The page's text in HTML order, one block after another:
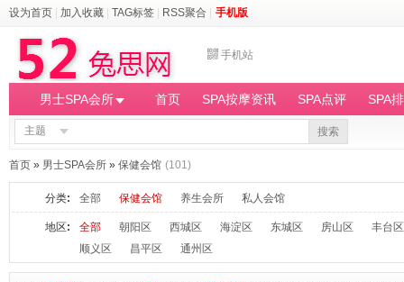
设为首页 加入收藏 TAG标签 RSS聚合 手机版
手机站
男士SPA会所 首页 SPA按摩资讯 SPA点评 SPA
主题 搜索
首页 » 男士SPA会所 » 保健会馆 (101)
分类: 全部 保健会馆 养生会所 私人会馆
地区: 全部 朝阳区 西城区 海淀区 东城区 房山区
丰台区
顺义区
昌平区 通州区